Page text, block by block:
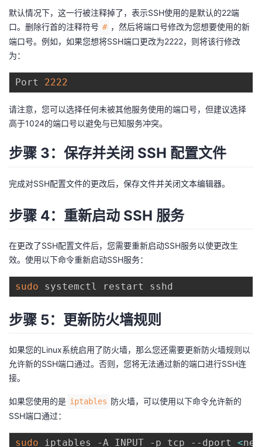
学
堂
我
的
我
验
收
藏
持
技
支
持
的
声
建
议
默认情况下，这一行被注释掉了，表示SSH使用的是默认的22端
口。删除行首的注释符号 # ，然后将端口号修改为您想要使用的新
端口号。例如，如果您想将SSH端口更改为2222，则将该行修改
为：
Port 2222
请注意，您可以选择任何未被其他服务使用的端口号，但建议选择
高于1024的端口号以避免与已知服务冲突。
步骤 3：保存并关闭 SSH 配置文件
完成对SSH配置文件的更改后，保存文件并关闭文本编辑器。
步骤 4：重新启动 SSH 服务
在更改了SSH配置文件后，您需要重新启动SSH服务以使更改生
效。使用以下命令重新启动SSH服务：
sudo
步骤 5：更新防火墙规则
如果您的Linux系统启用了防火墙，那么您还需要更新防火墙规则以
允许新的SSH端口通过。否则，您将无法通过新的端口进行SSH连
接。
如果您使用的是 iptables 防火墙，可以使用以下命令允许新的
SSH端口通过：
sudo iptables -A INPUT -p tcp --dport <